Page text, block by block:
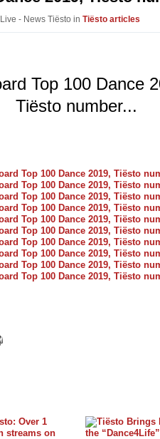
- News Tiësto in Tiësto articles
Top 100 Dance
Tiësto number...